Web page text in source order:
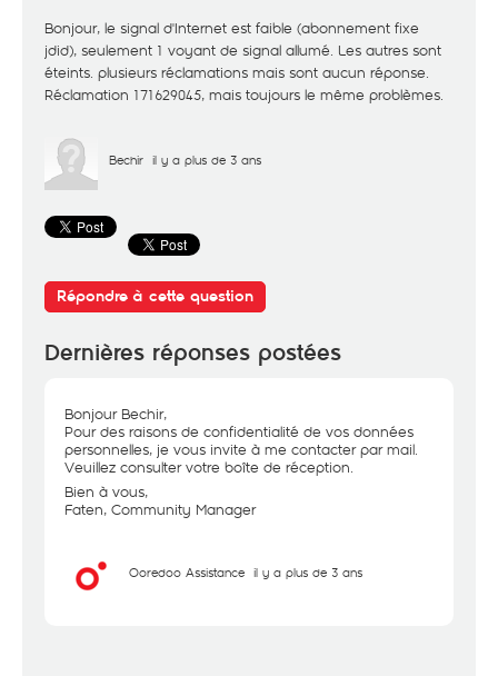
Bonjour, le signal d'Internet est faible (abonnement fixe
jdid), seulement 1 voyant de signal allumé. Les autres sont
éteints. plusieurs réclamations mais sont aucun réponse.
Réclamation 171629045, mais toujours le même problèmes.
Bechir il y a plus de 3 ans
Répondre à cette question
Dernières réponses postées
Bonjour Bechir,
Pour des raisons de confidentialité de vos données
personnelles, je vous invite à me contacter par mail.
Veuillez consulter votre boîte de réception.
Bien à vous,
Faten, Community Manager
Ooredoo Assistance il y a plus de 3 ans